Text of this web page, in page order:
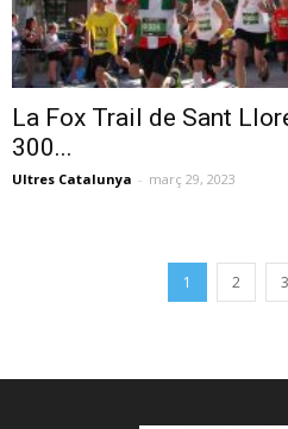
La Fox Trail de Sant
300...
Ultres Catalunya - març 29, 2023
1 2 3